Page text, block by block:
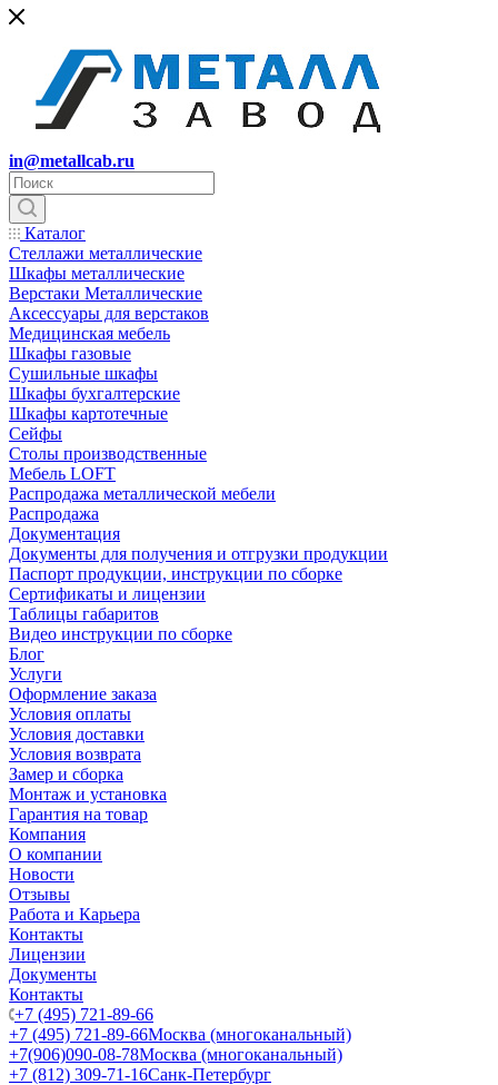
in@metallcab.ru
Каталог
Стеллажи металлические
Шкафы металлические
Верстаки Металлические
Аксессуары для верстаков
Медицинская мебель
Шкафы газовые
Сушильные шкафы
Шкафы бухгалтерские
Шкафы картотечные
Сейфы
Столы производственные
Мебель LOFT
Распродажа металлической мебели
Распродажа
Документация
Документы для получения и отгрузки продукции
Паспорт продукции, инструкции по сборке
Сертификаты и лицензии
Таблицы габаритов
Видео инструкции по сборке
Блог
Услуги
Оформление заказа
Условия оплаты
Условия доставки
Условия возврата
Замер и сборка
Монтаж и установка
Гарантия на товар
Компания
О компании
Новости
Отзывы
Работа и Карьера
Контакты
Лицензии
Документы
Контакты
+7 (495) 721-89-66
+7 (495) 721-89-66Москва (многоканальный)
+7(906)090-08-78Москва (многоканальный)
+7 (812) 309-71-16Санк-Петербург